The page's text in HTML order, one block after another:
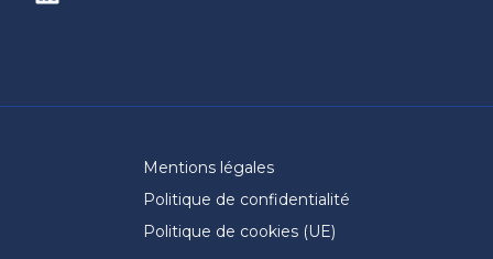
Mentions légales
Politique de confidentialité
Politique de cookies (UE)